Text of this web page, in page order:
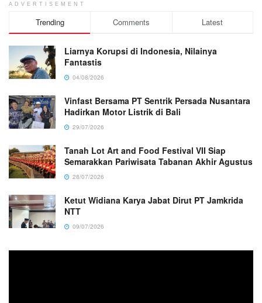
ADVERTISEMENT
Trending Comments Latest
Liarnya Korupsi di Indonesia, Nilainya
Fantastis
04/08/2026
Vinfast Bersama PT Sentrik Persada Nusantara
Hadirkan Motor Listrik di Bali
29/07/2026
Tanah Lot Art and Food Festival VII Siap
Semarakkan Pariwisata Tabanan Akhir Agustus
28/07/2026
Ketut Widiana Karya Jabat Dirut PT Jamkrida
NTT
09/07/2026